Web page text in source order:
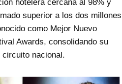
hotelera cercana al 98% y
superior a los dos millones
como Mejor Nuevo
Awards, consolidando su
circuito nacional.